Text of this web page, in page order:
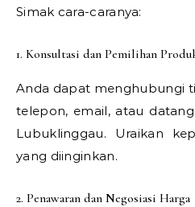
Simak cara-caranya:
1. Konsultasi dan Pemilihan
Anda dapat menghubungi
telepon, email, atau
Lubuklinggau. Uraikan
yang diinginkan.
2. Penawaran dan Negosiasi Harga